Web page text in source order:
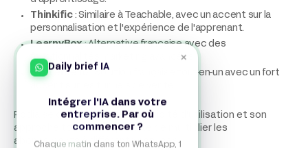
Thinkific: Similaire à Teachable, avec un accent sur la
personnalisation et l'expérience de l'apprenant.
LearnyBox: Alternative française avec des
fonctionnalités marketing avancées.
Systeme.io : Solution française tout-en-un avec un fort
Podia se distingue par sa simplicité d'utilisation et son
approche tout-en-un qui évite de multiplier les
abonnements à différents services.
×
Daily brief IA
Intégrer l'IA dans votre
entreprise. Par où
commencer ?
Chaque matin dans ton WhatsApp, 1